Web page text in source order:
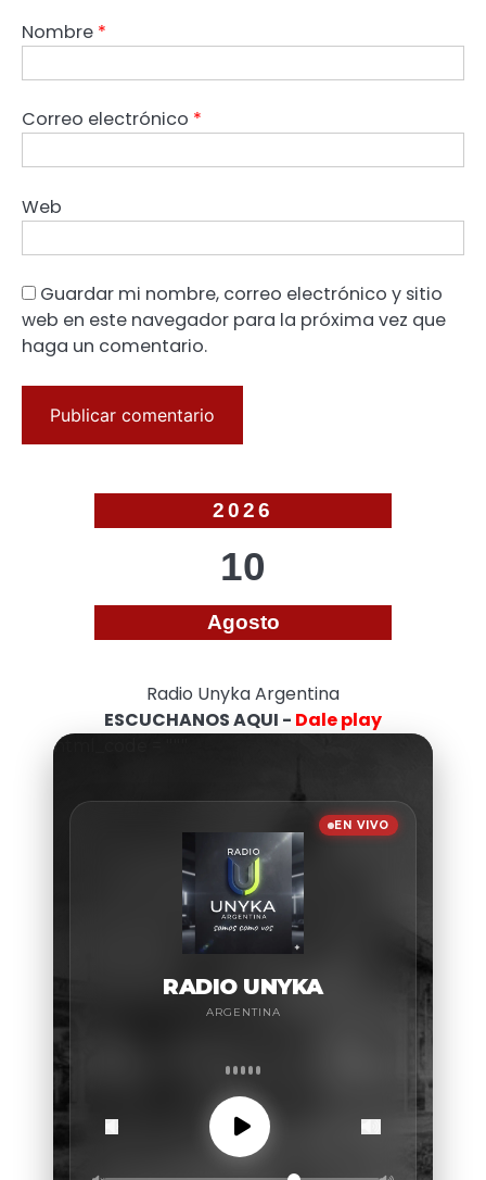
Nombre *
Correo electrónico *
Web
Guardar mi nombre, correo electrónico y sitio
web en este navegador para la próxima vez que
haga un comentario.
2026
10
Agosto
Radio Unyka Argentina
ESCUCHANOS AQUI - Dale play